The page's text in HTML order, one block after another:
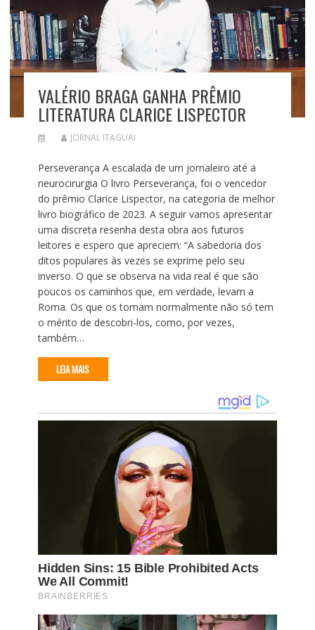
VALÉRIO BRAGA GANHA PRÊMIO
LITERATURA CLARICE LISPECTOR
JORNAL ITAGUAI
Perseverança A escalada de um jornaleiro até a
neurocirurgia O livro Perseverança, foi o vencedor
do prêmio Clarice Lispector, na categoria de melhor
livro biográfico de 2023. A seguir vamos apresentar
uma discreta resenha desta obra aos futuros
leitores e espero que apreciem: “A sabedoria dos
ditos populares às vezes se exprime pelo seu
inverso. O que se observa na vida real é que são
poucos os caminhos que, em verdade, levam a
Roma. Os que os tomam normalmente não só tem
o mérito de descobri-los, como, por vezes,
também…
LEIA MAIS